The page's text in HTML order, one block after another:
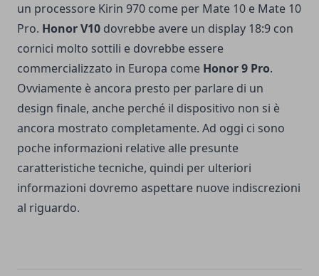
un processore Kirin 970 come per Mate 10 e Mate 10
Pro. Honor V10 dovrebbe avere un display 18:9 con
cornici molto sottili e dovrebbe essere
commercializzato in Europa come Honor 9 Pro.
Ovviamente è ancora presto per parlare di un
design finale, anche perché il dispositivo non si è
ancora mostrato completamente. Ad oggi ci sono
poche informazioni relative alle presunte
caratteristiche tecniche, quindi per ulteriori
informazioni dovremo aspettare nuove indiscrezioni
al riguardo.